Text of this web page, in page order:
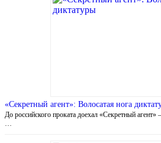
«Секретный агент»: Волосатая нога
До российского проката доехал «Секретный